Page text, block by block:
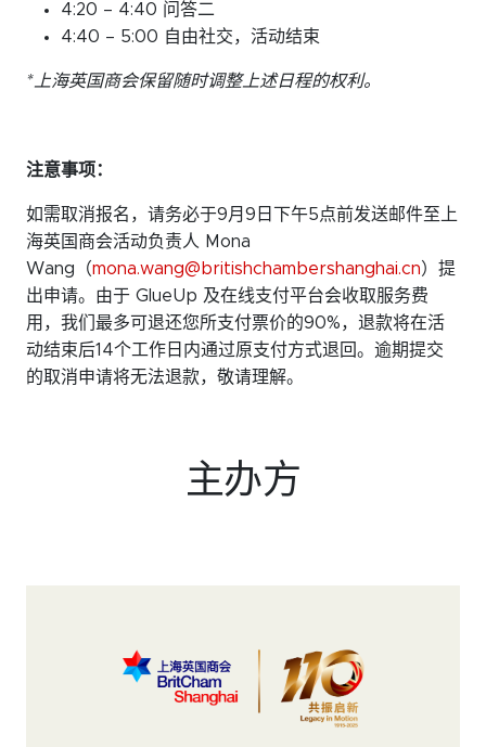
4:20 – 4:40 问答二
4:40 – 5:00 自由社交，活动结束
*上海英国商会保留随时调整上述日程的权利。
注意事项：
如需取消报名，请务必于9月9日下午5点前发送邮件至上
海英国商会活动负责人 Mona
Wang（mona.wang@britishchambershanghai.cn）提
出申请。由于 GlueUp 及在线支付平台会收取服务费
用，我们最多可退还您所支付票价的90%，退款将在活
动结束后14个工作日内通过原支付方式退回。逾期提交
的取消申请将无法退款，敬请理解。
主办方